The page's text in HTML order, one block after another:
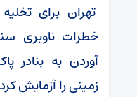
تهران برای
خطرات ناوبری
آوردن به بنادر
زمینی را آزمایش